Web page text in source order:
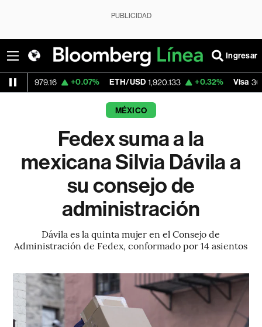
PUBLICIDAD
Ingresar
+0.07% ETH/USD 1,920.133 +0.32% Visa 362.50 -
MÉXICO
Fedex suma a la
mexicana Silvia Dávila a
su consejo de
administración
Dávila es la quinta mujer en el Consejo de
Administración de Fedex, conformado por 14 asientos